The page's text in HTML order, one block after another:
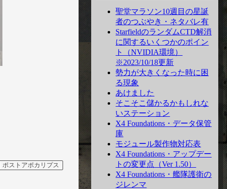
ポストアポカリプス
聖堂マラソン10週目の星誕
者のつぶやき・ネタバレ有
StarfieldのランダムCTD解消
に関するいくつかのポイン
ト（NVIDIA環境）
※2023/10/18更新
勢力が大きくなった時に困
る現象
あけました
そこそこ儲かるかもしれな
いステーション
X4 Foundations・データ保管
庫
モジュール製作物対応表
X4 Foundations・アップデー
トの変更点（Ver 1.50）
X4 Foundations・艦隊護衛の
ジレンマ